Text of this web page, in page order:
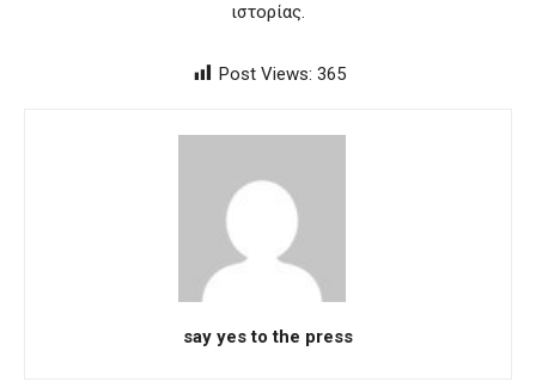
ιστορίας.
Post Views: 365
say yes to the press